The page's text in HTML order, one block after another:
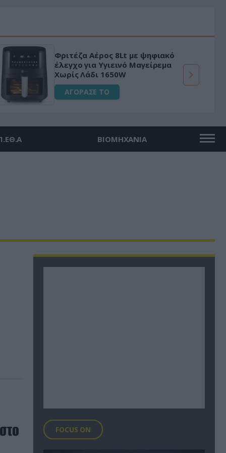
Φριτέζα Αέρος 8Lt με ψηφιακό
έλεγχο για Υγιεινό Μαγείρεμα
Χωρίς Λάδι 1650W
ΑΓΟΡΑΣΕ ΤΟ
ΒΙΟΜΗΧΑΝΙΑ
FOCUS ON